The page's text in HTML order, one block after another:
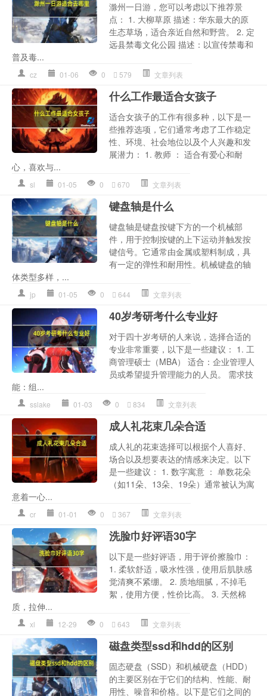
滁州一日游，您可以考虑以下推荐景
点： 1. 大柳草原 描述：华东最大的原
生态草场，适合亲近自然和野营。 2. 定
远县禁毒文化公园 描述：以宣传禁毒和
普及毒...
cz 01-06 0 579 文章列表
什么工作最适合女孩子
适合女孩子的工作有很多种，以下是一
些推荐选项，它们通常考虑了工作稳定
性、环境、社会地位以及个人兴趣和发
展潜力： 1. 教师 ： 适合有爱心和耐
心，喜欢与...
sl 01-05 0 670 文章列表
键盘轴是什么
键盘轴是键盘按键下方的一个机械部
件，用于控制按键的上下运动并触发按
键信号。它通常由金属或塑料制成，具
有一定的弹性和耐用性。机械键盘的轴
体类型多样，...
jp 01-05 0 644 文章列表
40岁考研考什么专业好
对于四十岁考研的人来说，选择合适的
专业非常重要，以下是一些建议： 1. 工
商管理硕士（MBA） 适合：企业管理人
员或希望提升管理能力的人员。 需求技
能：组...
sslake 01-03 0 834 文章列表
成人礼花束几朵合适
成人礼的花束选择可以根据个人喜好、
场合以及想要表达的情感来决定。以下
是一些建议： 1. 数字寓意 ： 单数花朵
（如11朵、13朵、19朵）通常被认为寓
意着一心...
cr 01-01 0 367 文章列表
洗脸巾好评语30字
以下是一些好评语，用于评价擦脸巾：
1. 柔软舒适，吸水性强，使用后肌肤感
觉清爽不紧绷。 2. 质地细腻，不掉毛
絮，使用方便，性价比高。 3. 天然棉
质，拉伸...
xl 12-29 0 643 文章列表
磁盘类型ssd和hdd的区别
固态硬盘（SSD）和机械硬盘（HDD）
的主要区别在于它们的结构、性能、耐
用性、噪音和价格。以下是它们之间的